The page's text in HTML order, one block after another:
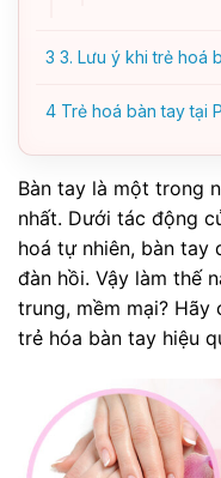
3 3. Lưu ý khi trẻ hoá
4 Trẻ hoá bàn tay tại
Bàn tay là một trong
nhất. Dưới tác động
hoá tự nhiên, bàn tay
đàn hồi. Vậy làm thế
trung, mềm mại? Hãy
trẻ hóa bàn tay hiệu